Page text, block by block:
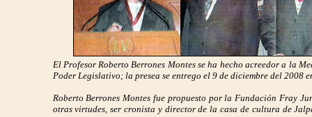
El Profesor Roberto Berrones Montes se ha hecho acreedor a la
Poder Legislativo; la presea se entrego el 9 de diciembre del 2008
Roberto Berrones Montes fue propuesto por la Fundación Fray
otras virtudes, ser cronista y director de la casa de cultura de